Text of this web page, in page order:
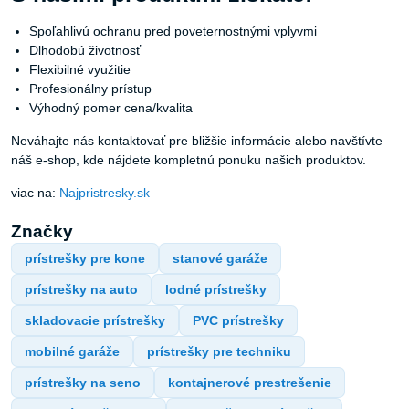
Spoľahlivú ochranu pred poveternostnými vplyvmi
Dlhodobú životnosť
Flexibilné využitie
Profesionálny prístup
Výhodný pomer cena/kvalita
Neváhajte nás kontaktovať pre bližšie informácie alebo navštívte
náš e-shop, kde nájdete kompletnú ponuku našich produktov.
viac na: Najpristresky.sk
Značky
prístrešky pre kone stanové garáže
prístrešky na auto lodné prístrešky
skladovacie prístrešky PVC prístrešky
mobilné garáže prístrešky pre techniku
prístrešky na seno kontajnerové prestrešenie